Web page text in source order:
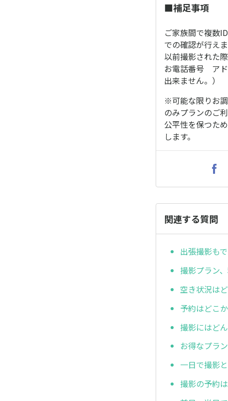
■補足事項
ご家族間で複数
での確認が行えま
以前撮影された
お電話番号 ア
出来ません。）
※可能な限りお
のみプランのご
公平性を保つた
します。
関連する質問
出張撮影も
撮影プラン
空き状況は
予約はどこ
撮影にはど
お得なプラ
一日で撮影
撮影の予約